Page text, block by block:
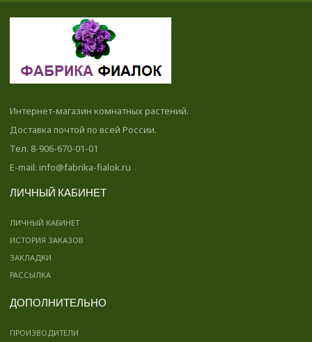
Интернет-магазин комнатных растений.
Доставка почтой по всей России.
Тел. 8-906-670-01-01
E-mail: info@fabrika-fialok.ru
ЛИЧНЫЙ КАБИНЕТ
ЛИЧНЫЙ КАБИНЕТ
ИСТОРИЯ ЗАКАЗОВ
ЗАКЛАДКИ
РАССЫЛКА
ДОПОЛНИТЕЛЬНО
ПРОИЗВОДИТЕЛИ